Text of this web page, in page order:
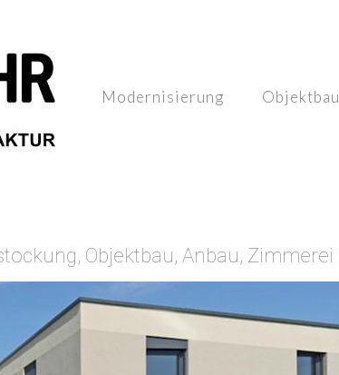
Modernisierung Objektbau
Objektbau, Anbau, Zimmerei